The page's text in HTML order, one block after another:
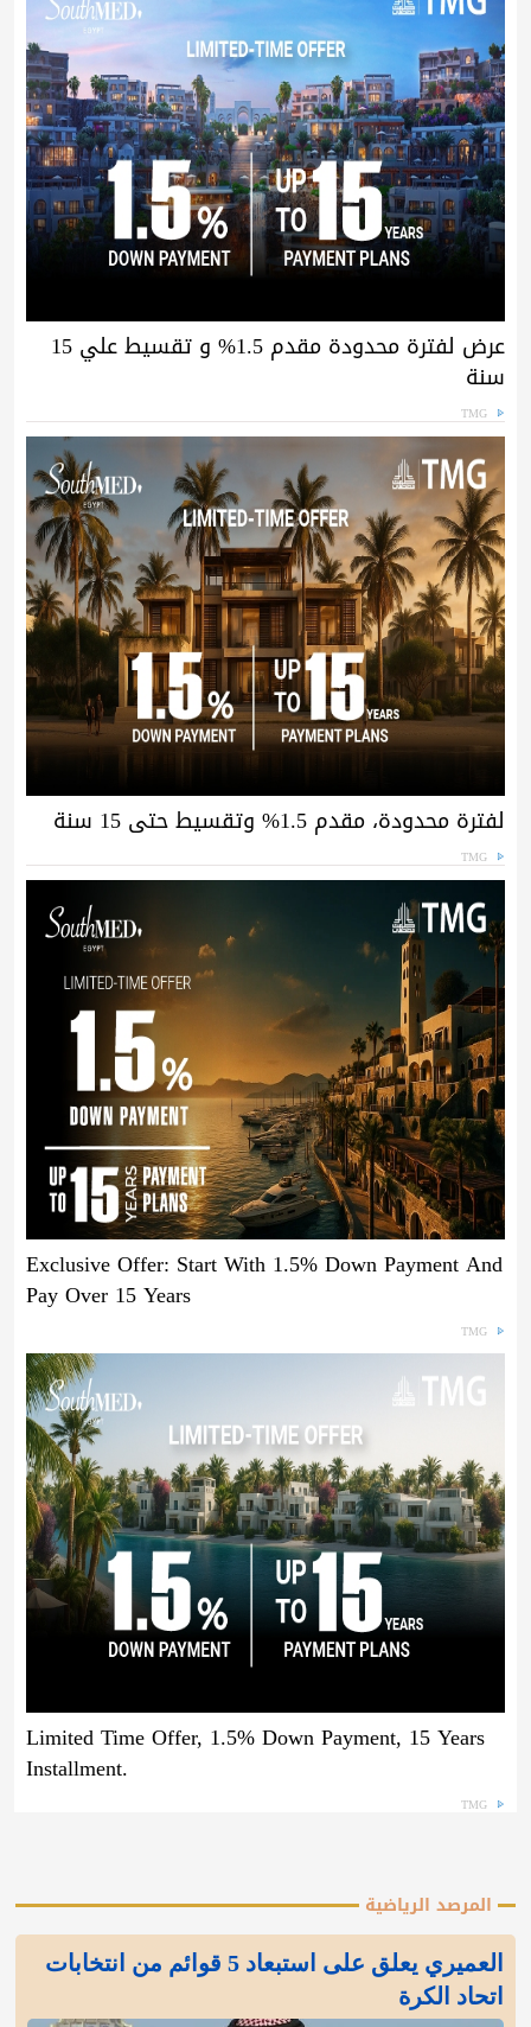
عرض لفترة محدودة مقدم 1.5% و تقسيط علي 15
سنة
TMG
لفترة محدودة، مقدم 1.5% وتقسيط حتى 15 سنة
TMG
Exclusive Offer: Start With 1.5% Down Payment And
Pay Over 15 Years
TMG
Limited Time Offer, 1.5% Down Payment, 15 Years
Installment.
TMG
المرصد الرياضية
العميري يعلق على استبعاد 5 قوائم من انتخابات
اتحاد الكرة